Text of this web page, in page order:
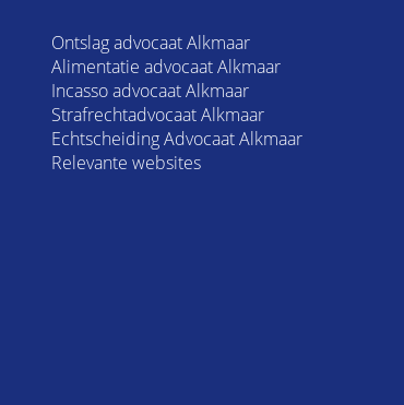
Ontslag advocaat Alkmaar
Alimentatie advocaat Alkmaar
Incasso advocaat Alkmaar
Strafrechtadvocaat Alkmaar
Echtscheiding Advocaat Alkmaar
Relevante websites